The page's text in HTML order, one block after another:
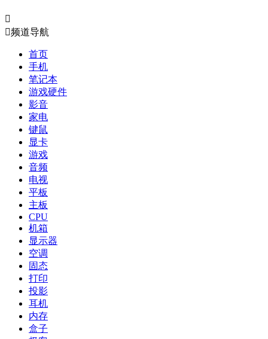

频道导航
首页
手机
笔记本
游戏硬件
影音
家电
键鼠
显卡
游戏
音频
电视
平板
主板
CPU
机箱
显示器
空调
固态
打印
投影
耳机
内存
盒子